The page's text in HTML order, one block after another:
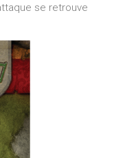
se retrouve